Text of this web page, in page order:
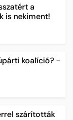
a
is nekiment!
koalíció? -
szárították